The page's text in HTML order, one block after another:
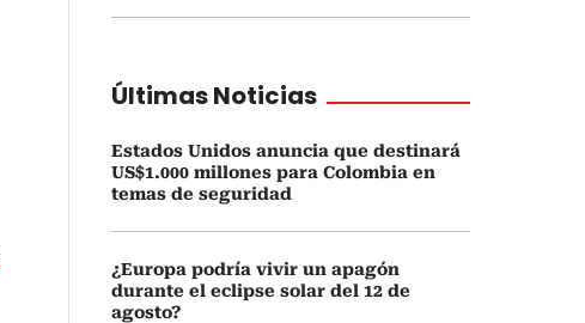
Últimas Noticias
Estados Unidos anuncia que destinará
US$1.000 millones para Colombia en
temas de seguridad
¿Europa podría vivir un apagón
durante el eclipse solar del 12 de
agosto?